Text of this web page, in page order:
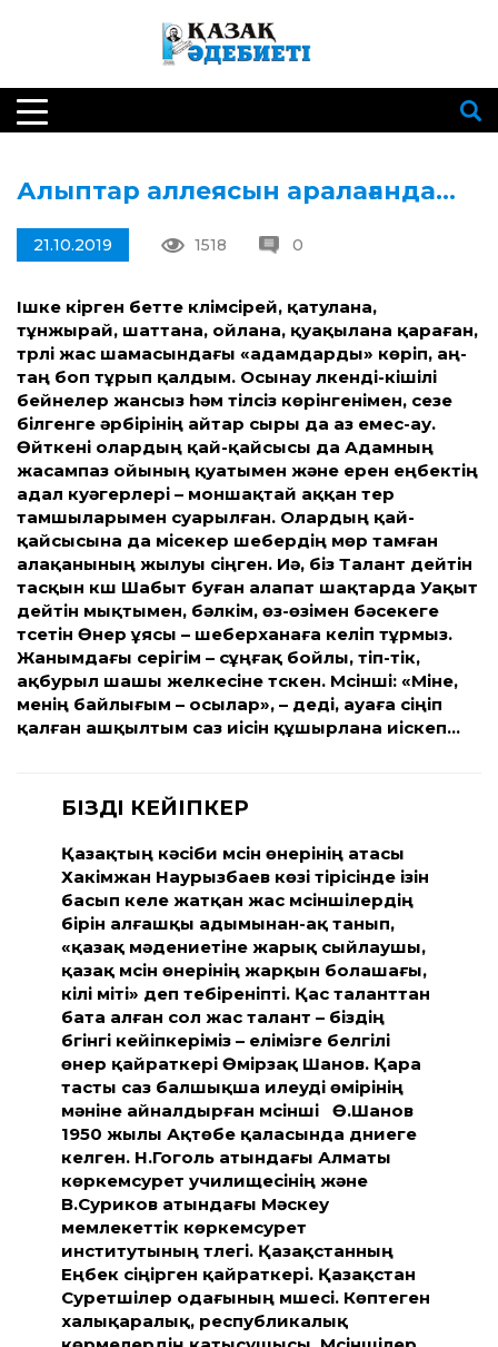
Алыптар аллеясын аралағанда…
21.10.2019 1518 0
Ішке кірген бетте күлімсірей, қатулана,
тұнжырай, шаттана, ойлана, қуақылана қараған,
түрлі жас шамасындағы «адамдарды» көріп, аң-
таң боп тұрып қалдым. Осынау үлкенді-кішілі
бейнелер жансыз һәм тілсіз көрінгенімен, сезе
білгенге әрбірінің айтар сыры да аз емес-ау.
Өйткені олардың қай-қайсысы да Адамның
жасампаз ойының қуатымен және ерен еңбектің
адал куәгерлері – моншақтай аққан тер
тамшыларымен суарылған. Олардың қай-
қайсысына да місекер шебердің мөр тамған
алақанының жылуы сіңген. Иә, біз Талант дейтін
тасқын күш Шабыт буған алапат шақтарда Уақыт
дейтін мықтымен, бәлкім, өз-өзімен бәсекеге
түсетін Өнер ұясы – шеберханаға келіп тұрмыз.
Жанымдағы серігім – сұңғақ бойлы, тіп-тік,
ақбурыл шашы желкесіне түскен. Мүсінші: «Міне,
менің байлығым – осылар», – деді, ауаға сіңіп
қалған ашқылтым саз иісін құшырлана иіскеп…
БІЗДІҢ КЕЙІПКЕР
Қазақтың кәсіби мүсін өнерінің атасы
Хакімжан Наурызбаев көзі тірісінде ізін
басып келе жатқан жас мүсіншілердің
бірін алғашқы адымынан-ақ танып,
«қазақ мәдениетіне жарық сыйлаушы,
қазақ мүсін өнерінің жарқын болашағы,
үкілі үміті» деп тебіреніпті. Қас таланттан
бата алған сол жас талант – біздің
бүгінгі кейіпкеріміз – елімізге белгілі
өнер қайраткері Өмірзақ Шанов. Қара
тасты саз балшықша илеуді өмірінің
мәніне айналдырған мүсінші Ө.Шанов
1950 жылы Ақтөбе қаласында дүниеге
келген. Н.Гоголь атындағы Алматы
көркемсурет училищесінің және
В.Суриков атындағы Мәскеу
мемлекеттік көркемсурет
институтының түлегі. Қазақстанның
Еңбек сіңірген қайраткері. Қазақстан
Суретшілер одағының мүшесі. Көптеген
халықаралық, республикалық